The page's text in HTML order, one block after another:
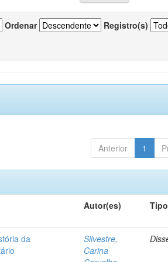
Ordenar Registro(s)
Anterior 1
Autor(es) Tipo
da
Silvestre,
Carina